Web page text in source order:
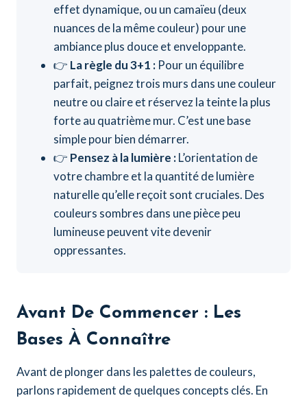
effet dynamique, ou un camaïeu (deux
nuances de la même couleur) pour une
ambiance plus douce et enveloppante.
👉 La règle du 3+1 : Pour un équilibre
parfait, peignez trois murs dans une couleur
neutre ou claire et réservez la teinte la plus
forte au quatrième mur. C’est une base
simple pour bien démarrer.
👉 Pensez à la lumière :L’orientation de
votre chambre et la quantité de lumière
naturelle qu’elle reçoit sont cruciales. Des
couleurs sombres dans une pièce peu
lumineuse peuvent vite devenir
oppressantes.
Avant De Commencer : Les
Bases À Connaître
Avant de plonger dans les palettes de couleurs,
parlons rapidement de quelques concepts clés. En